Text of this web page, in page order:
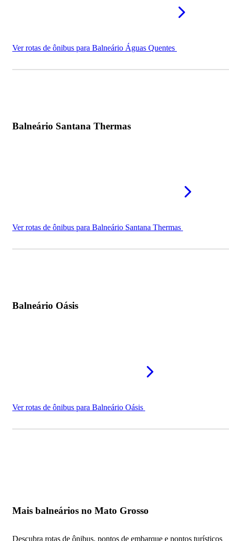
Ver rotas de ônibus para Balneário Águas Quentes
Balneário Santana Thermas
Ver rotas de ônibus para Balneário Santana Thermas
Balneário Oásis
Ver rotas de ônibus para Balneário Oásis
Mais balneários no Mato Grosso
Descubra rotas de ônibus, pontos de embarque e pontos turísticos